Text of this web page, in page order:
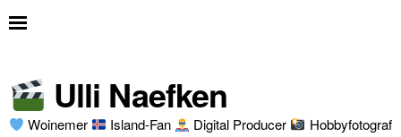
Ulli Naefken
Woinemer Island-Fan Digital Producer
Hobbyfotograf